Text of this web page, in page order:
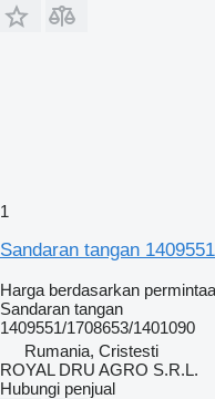
1
Sandaran tangan
Harga berdasarkan
Sandaran tangan
1409551/1708653/1401090
Rumania, Cristesti
ROYAL DRU AGRO S.R.L.
Hubungi penjual